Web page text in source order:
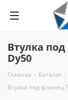
Втулка под
Dy50
Главная - Каталог -
Втулка под фланец